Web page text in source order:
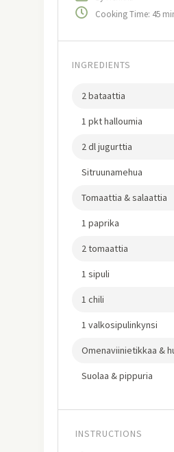
Cooking Time: 45
INGREDIENTS
2 bataattia
1 pkt halloumia
2 dl jugurttia
Sitruunamehua
Tomaattia & salaattia
1 paprika
2 tomaattia
1 sipuli
1 chili
1 valkosipulinkynsi
Omenaviinietikkaa &
Suolaa & pippuria
INSTRUCTIONS